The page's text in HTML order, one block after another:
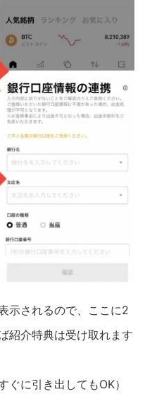
示されるので、ここに2
紹介特典は受け取れます
ぐに引き出してもOK）